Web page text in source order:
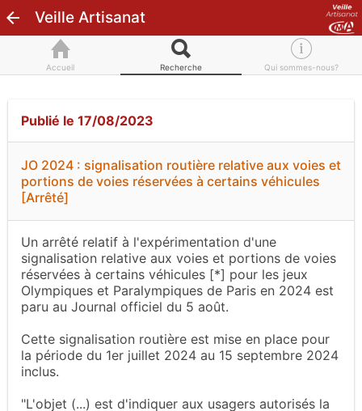
Veille Artisanat
Accueil Recherche Qui sommes-nous?
Publié le 17/08/2023
JO 2024 : signalisation routière relative aux voies et
portions de voies réservées à certains véhicules
[Arrêté]
Un arrêté relatif à l'expérimentation d'une
signalisation relative aux voies et portions de voies
réservées à certains véhicules [*] pour les jeux
Olympiques et Paralympiques de Paris en 2024 est
paru au Journal officiel du 5 août.
Cette signalisation routière est mise en place pour
la période du 1er juillet 2024 au 15 septembre 2024
inclus.
"L'objet (...) est d'indiquer aux usagers autorisés la